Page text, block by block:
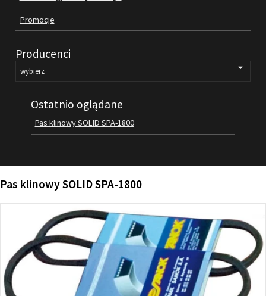
KATALOGI
OBRABIARKI DO DREWNA
SILNIKI ELEKTRYCZNE
KONTAKT
Promocje
Producenci
Ostatnio oglądane
Pas klinowy SOLID SPA-1800
Pas klinowy SOLID SPA-1800